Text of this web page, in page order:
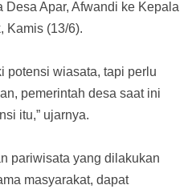
Apar, Afwandi ke Kepala
Kamis (13/6).
potensi wiasata, tapi perlu
pemerintah desa saat ini
itu,” ujarnya.
pariwisata yang dilakukan
masyarakat, dapat